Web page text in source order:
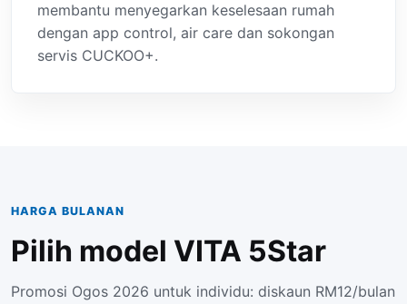
membantu menyegarkan keselesaan rumah
dengan app control, air care dan sokongan
servis CUCKOO+.
HARGA BULANAN
Pilih model VITA 5Star
Promosi Ogos 2026 untuk individu: diskaun RM12/bulan